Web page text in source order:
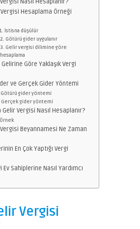
Hesaplama Örneği
1. İstisna düşülür
2. Götürü gider uygulanır
3. Gelir vergisi dilimine göre
hesaplama
Göre Yaklaşık Vergi
ve Gerçek Gider Yöntemi
Götürü gider yöntemi
Gerçek gider yöntemi
Vergisi Nasıl Hesaplanır?
Örnek
Beyannamesi Ne Zaman
En Çok Yaptığı Vergi
Ev Sahiplerine Nasıl Yardımcı
Vergisi